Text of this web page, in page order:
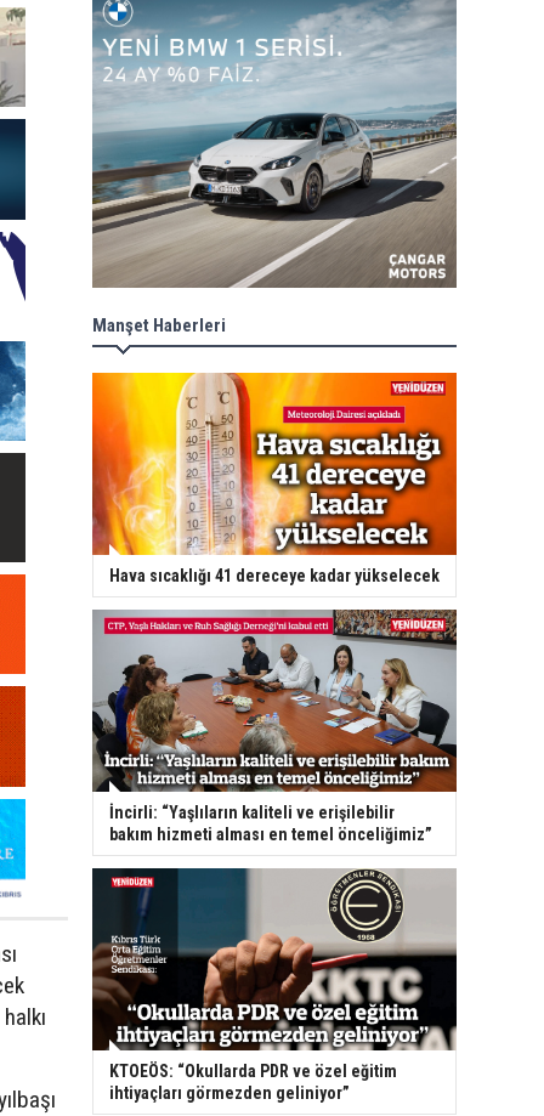
Manşet Haberleri
Hava sıcaklığı 41 dereceye kadar yükselecek
İncirli: “Yaşlıların kaliteli ve erişilebilir
bakım hizmeti alması en temel önceliğimiz”
KTOEÖS: “Okullarda PDR ve özel eğitim
ihtiyaçları görmezden geliniyor”